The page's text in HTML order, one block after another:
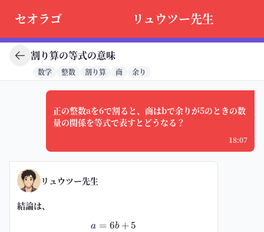
セオラゴ リュウツー先生
割り算の等式の意味
数学 整数 割り算 商 余り
正の整数aを6で割ると、商はbで余りが5のときの数
量の関係を等式で表すとどうなる？
18:07
リュウツー先生
結論は、
a=6b+5
a = 6b +5